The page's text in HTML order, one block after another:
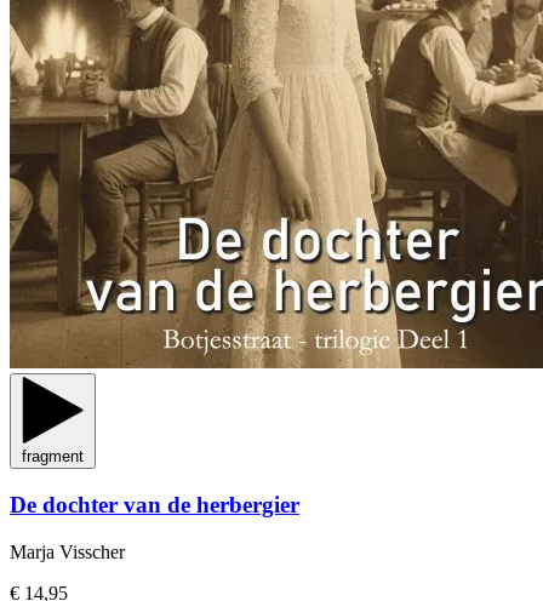
fragment
De dochter van de herbergier
Marja Visscher
€ 14,95